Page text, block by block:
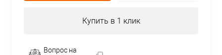
Купить в 1 клик
Вопрос на